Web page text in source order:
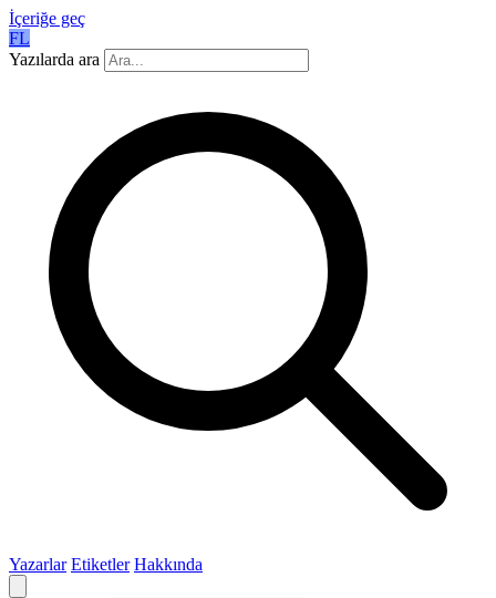
İçeriğe geç
FL
Yazılarda ara
Yazarlar Etiketler Hakkında